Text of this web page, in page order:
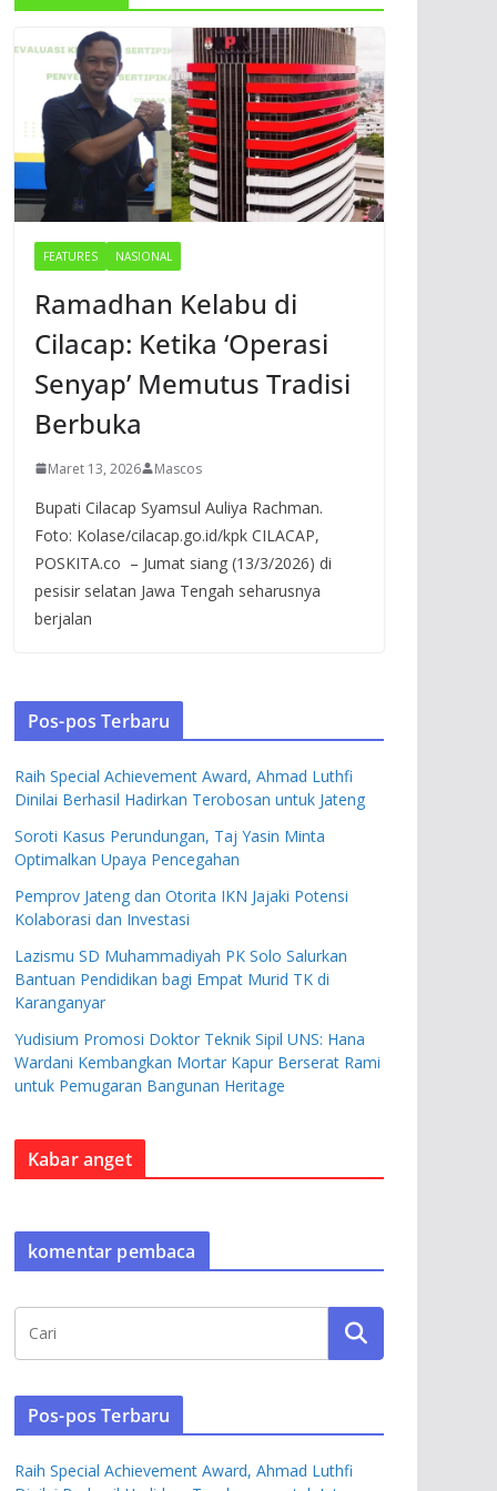
FEATURES NASIONAL
Ramadhan Kelabu di
Cilacap: Ketika ‘Operasi
Senyap’ Memutus Tradisi
Berbuka
Maret 13, 2026 Mascos
Bupati Cilacap Syamsul Auliya Rachman.
Foto: Kolase/cilacap.go.id/kpk CILACAP,
POSKITA.co – Jumat siang (13/3/2026) di
pesisir selatan Jawa Tengah seharusnya
berjalan
Pos-pos Terbaru
Raih Special Achievement Award, Ahmad Luthfi
Dinilai Berhasil Hadirkan Terobosan untuk Jateng
Soroti Kasus Perundungan, Taj Yasin Minta
Optimalkan Upaya Pencegahan
Pemprov Jateng dan Otorita IKN Jajaki Potensi
Kolaborasi dan Investasi
Lazismu SD Muhammadiyah PK Solo Salurkan
Bantuan Pendidikan bagi Empat Murid TK di
Karanganyar
Yudisium Promosi Doktor Teknik Sipil UNS: Hana
Wardani Kembangkan Mortar Kapur Berserat Rami
untuk Pemugaran Bangunan Heritage
Kabar anget
komentar pembaca
Pos-pos Terbaru
Raih Special Achievement Award, Ahmad Luthfi